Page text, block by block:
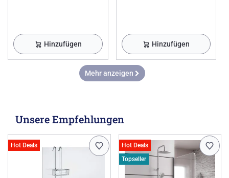
Hinzufügen Hinzufügen
Mehr anzeigen
Unsere Empfehlungen
Hot Deals
Hot Deals
Topseller